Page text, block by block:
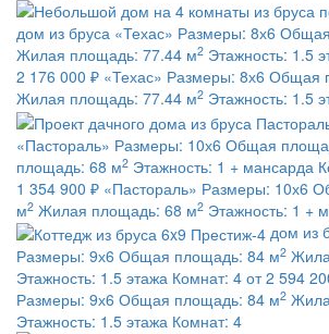
дом из бруса «Техас» Размеры: 8х6
Жилая площадь: 77.44 м2 Этажность: 1.5
2 176 000 ₽ «Техас» Размеры: 8х6 Общая
Жилая площадь: 77.44 м2 Этажность: 1.5
«Пастораль» Размеры: 10х6 Общая
площадь: 68 м2 Этажность: 1 + мансарда
1 354 900 ₽ «Пастораль» Размеры: 10х6
м2 Жилая площадь: 68 м2 Этажность: 1 +
дом из
Размеры: 9х6 Общая площадь: 84 м2
Этажность: 1.5 этажа Комнат: 4 от 2 594
Размеры: 9х6 Общая площадь: 84 м2
Этажность: 1.5 этажа Комнат: 4